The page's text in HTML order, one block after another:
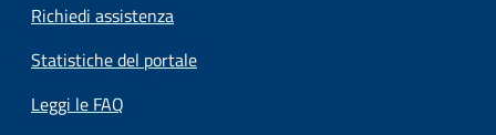
Richiedi assistenza
Statistiche del portale
Leggi le FAQ